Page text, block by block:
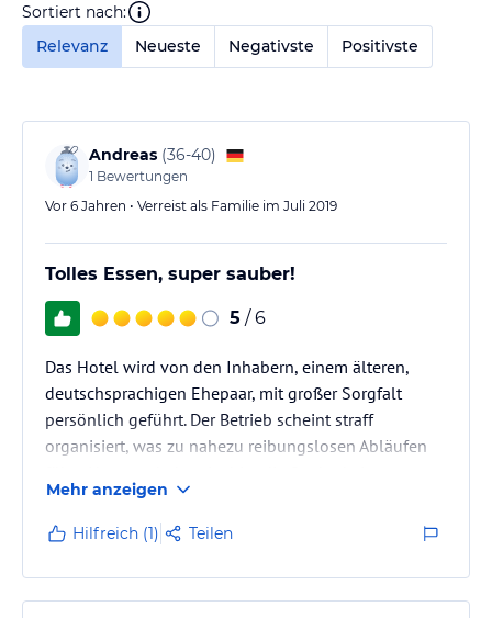
Sortiert nach:
Relevanz
Neueste Negativste Positivste
Andreas (36-40)
1 Bewertungen
Vor 6 Jahren • Verreist als Familie im Juli 2019
Tolles Essen, super sauber!
5 / 6
Das Hotel wird von den Inhabern, einem älteren,
deutschsprachigen Ehepaar, mit großer Sorgfalt
persönlich geführt. Der Betrieb scheint straff
organisiert, was zu nahezu reibungslosen Abläufen
sämtlicher Räumlichkeiten sowie die (soweit für mich
erkennbar) gewissenhafte Wartung der technischen
Gebäudeausrüstung, insbes. der Klimaanlage.
Hervorzuheben ist weiter die direkte Organisation
des Services durch die Inhaberin, die keine Wünsche
Mehr anzeigen
Hilfreich (1) Teilen